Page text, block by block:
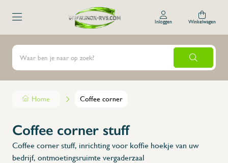
Inloggen Winkelwagen
Home Coffee corner
Coffee corner stuff
Coffee corner stuff, inrichting voor koffie hoekje van uw
bedrijf, ontmoetingsruimte vergaderzaal